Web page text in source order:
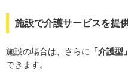
施設で介護サービスを提
施設の場合は、さらに 「介護
できます。